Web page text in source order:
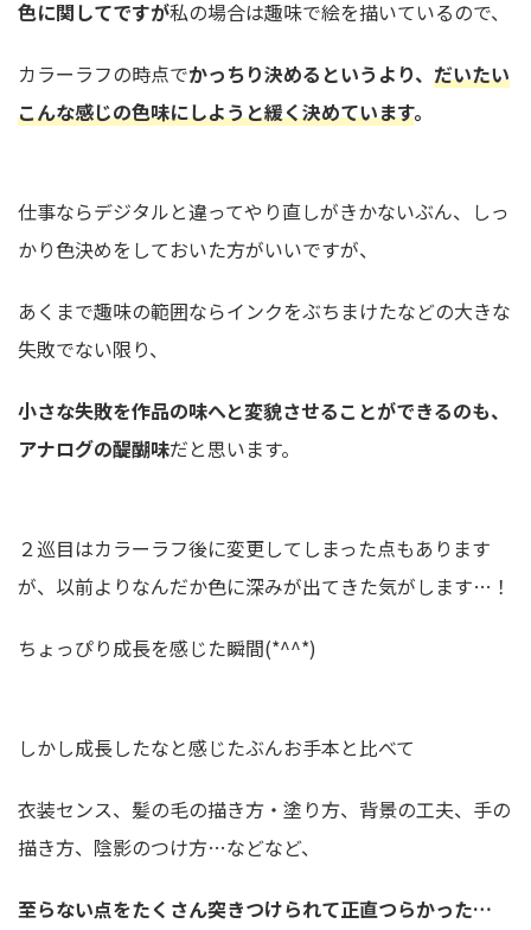
色に関してですが私の場合は趣味で絵を描いているので、
カラーラフの時点でかっちり決めるというより、 だいたい
こんな感じの色味にしようと緩く決めています。
仕事ならデジタルと違ってやり直しがきかないぶん、しっ
かり色決めをしておいた方がいいですが、
あくまで趣味の範囲ならインクをぶちまけたなどの大きな
失敗でない限り、
小さな失敗を作品の味へと変貌させることができるのも、
アナログの醍醐味だと思います。
２巡目はカラーラフ後に変更してしまった点もあります
が、以前よりなんだか色に深みが出てきた気がします…！
ちょっぴり成長を感じた瞬間(*^^*)
しかし成長したなと感じたぶんお手本と比べて
衣装センス、髪の毛の描き方・塗り方、背景の工夫、手の
描き方、陰影のつけ方…などなど、
至らない点をたくさん突きつけられて正直つらかった…